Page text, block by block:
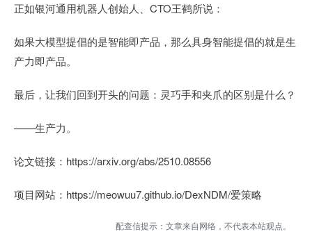
正如银河通用机器人创始人、CTO王鹤所说：
如果大模型提倡的是智能即产品，那么具身智能提倡的就是生
产力即产品。
最后，让我们回到开头的问题：灵巧手和夹爪的区别是什么？
——生产力。
论文链接：https://arxiv.org/abs/2510.08556
项目网站：https://meowuu7.github.io/DexNDM/爱策略
配查信提示：文章来自网络，不代表本站观点。